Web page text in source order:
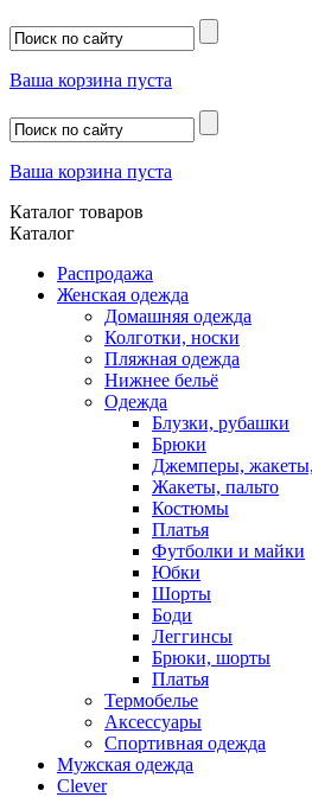
Ваша корзина пуста
Ваша корзина пуста
Каталог товаров
Каталог
Распродажа
Женская одежда
Домашняя одежда
Колготки, носки
Пляжная одежда
Нижнее бельё
Одежда
Блузки, рубашки
Брюки
Джемперы,
Жакеты, пальто
Костюмы
Платья
Футболки и майки
Юбки
Шорты
Боди
Леггинсы
Брюки, шорты
Платья
Термобелье
Аксессуары
Спортивная одежда
Мужская одежда
Clever